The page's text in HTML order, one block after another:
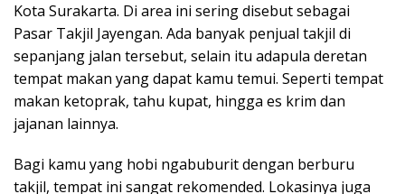
Kota Surakarta. Di area ini sering disebut sebagai
Pasar Takjil Jayengan. Ada banyak penjual takjil di
sepanjang jalan tersebut, selain itu adapula deretan
tempat makan yang dapat kamu temui. Seperti tempat
makan ketoprak, tahu kupat, hingga es krim dan
jajanan lainnya.
Bagi kamu yang hobi ngabuburit dengan berburu
takjil, tempat ini sangat rekomended. Lokasinya juga